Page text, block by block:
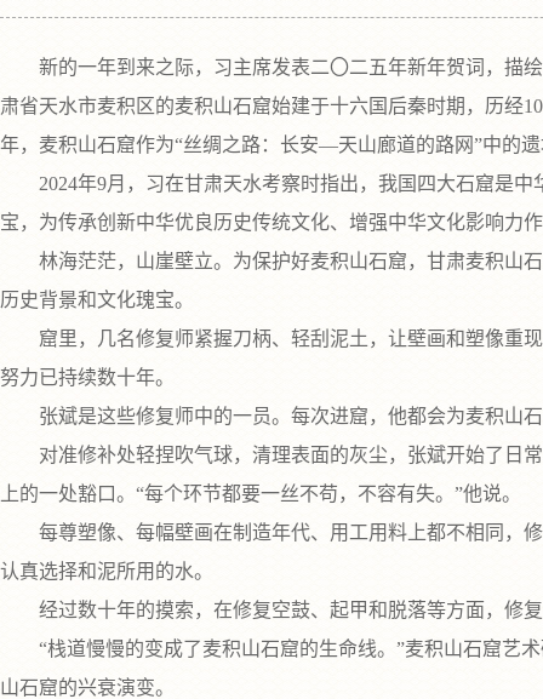
新的一年到来之际，习主席发表二〇二五年新年贺词，描绘
肃省天水市麦积区的麦积山石窟始建于十六国后秦时期，历经
年，麦积山石窟作为“丝绸之路：长安—天山廊道的路网”中的
2024年9月，习在甘肃天水考察时指出，我国四大石窟是中
宝，为传承创新中华优良历史传统文化、增强中华文化影响力
林海茫茫，山崖壁立。为保护好麦积山石窟，甘肃麦积山石
历史背景和文化瑰宝。
窟里，几名修复师紧握刀柄、轻刮泥土，让壁画和塑像重现
努力已持续数十年。
张斌是这些修复师中的一员。每次进窟，他都会为麦积山石
对准修补处轻捏吹气球，清理表面的灰尘，张斌开始了日
上的一处豁口。“每个环节都要一丝不苟，不容有失。”他说。
每尊塑像、每幅壁画在制造年代、用工用料上都不相同，修
认真选择和泥所用的水。
经过数十年的摸索，在修复空鼓、起甲和脱落等方面，修
“栈道慢慢的变成了麦积山石窟的生命线。”麦积山石窟艺术
山石窟的兴衰演变。